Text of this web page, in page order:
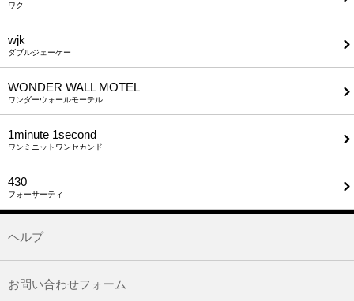
ワク
wjk
ダブルジェーケー
WONDER WALL MOTEL
ワンダーウォールモーテル
1minute​ 1second
ワンミニットワンセカンド
430
フォーサーティ
ヘルプ
お問い合わせフォーム